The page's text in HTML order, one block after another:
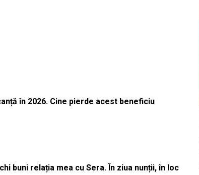
în 2026. Cine pierde acest beneficiu
buni relația mea cu Sera. În ziua nunții, în loc